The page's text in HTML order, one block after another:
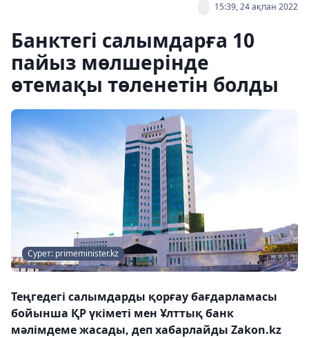
15:39, 24 ақпан 2022
Банктегі салымдарға 10
пайыз мөлшерінде
өтемақы төленетін болды
Сурет: primeminister.kz
Теңгедегі салымдарды қорғау бағдарламасы
бойынша ҚР үкіметі мен Ұлттық банк
мәлімдеме жасады, деп хабарлайды Zakon.kz